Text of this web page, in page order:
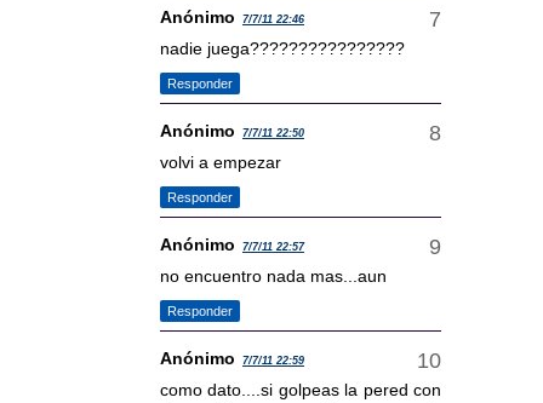
Anónimo 7/7/11 22:46
nadie juega????????????????
Responder
Anónimo 7/7/11 22:50
volvi a empezar
Responder
Anónimo 7/7/11 22:57
no encuentro nada mas...aun
Responder
Anónimo 7/7/11 22:59
como dato....si golpeas la pered con